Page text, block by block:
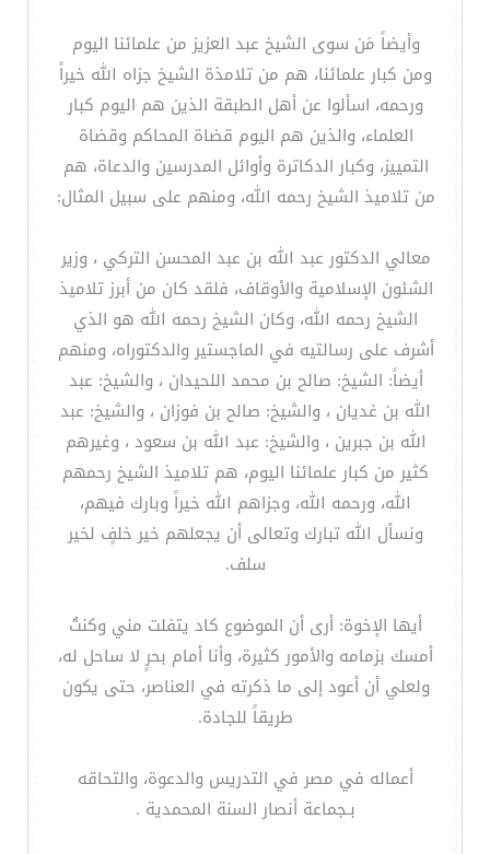
وأيضاً مَن سوى الشيخ عبد العزيز من علمائنا اليوم
ومن كبار علمائنا، هم من تلامذة الشيخ جزاه الله خيراً
ورحمه، اسألوا عن أهل الطبقة الذين هم اليوم كبار
العلماء، والذين هم اليوم قضاة المحاكم وقضاة
التمييز، وكبار الدكاترة وأوائل المدرسين والدعاة، هم
من تلاميذ الشيخ رحمه الله، ومنهم على سبيل المثال:
معالي الدكتور عبد الله بن عبد المحسن التركي ، وزير
الشئون الإسلامية والأوقاف، فلقد كان من أبرز تلاميذ
الشيخ رحمه الله، وكان الشيخ رحمه الله هو الذي
أشرف على رسالتيه في الماجستير والدكتوراه، ومنهم
أيضاً: الشيخ: صالح بن محمد اللحيدان ، والشيخ: عبد
الله بن غديان ، والشيخ: صالح بن فوزان ، والشيخ: عبد
الله بن جبرين ، والشيخ: عبد الله بن سعود ، وغيرهم
كثير من كبار علمائنا اليوم، هم تلاميذ الشيخ رحمهم
الله، ورحمه الله، وجزاهم الله خيراً وبارك فيهم،
ونسأل الله تبارك وتعالى أن يجعلهم خير خلفٍ لخير
سلف.
أيها الإخوة: أرى أن الموضوع كاد يتفلت مني وكنتُ
أمسك بزمامه والأمور كثيرة، وأنا أمام بحرٍ لا ساحل له،
ولعلي أن أعود إلى ما ذكرته في العناصر، حتى يكون
طريقاً للجادة.
أعماله في مصر في التدريس والدعوة، والتحاقه
بـجماعة أنصار السنة المحمدية .